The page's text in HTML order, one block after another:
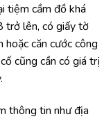
tiệm cầm đồ khá
trở lên, có giấy tờ
hoặc căn cước công
cũng cần có giá trị
thông tin như địa